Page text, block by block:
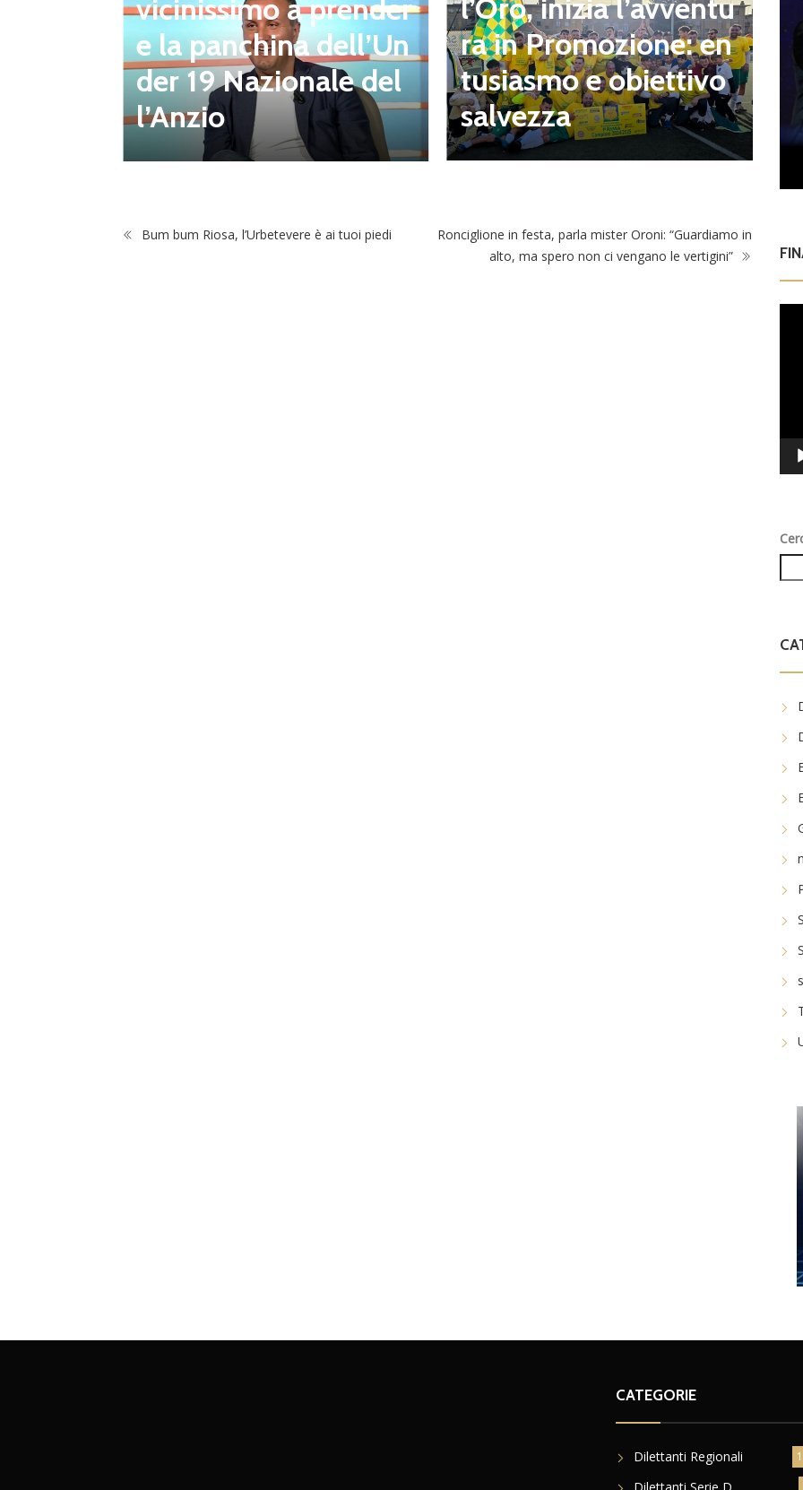
vicinissimo a prender
e la panchina dell’Un
der 19 Nazionale del
l’Anzio
l’Oro, inizia l’avventu
ra in Promozione: en
tusiasmo e obiettivo
salvezza
Bum bum Riosa, l’Urbetevere è ai tuoi piedi
Ronciglione in festa, parla mister Oroni: “Guardiamo in
alto, ma spero non ci vengano le vertigini”
CATEGORIE
Dilettanti Regionali